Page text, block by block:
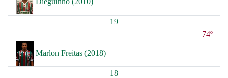
19
74º
Marlon Freitas (2018)
18